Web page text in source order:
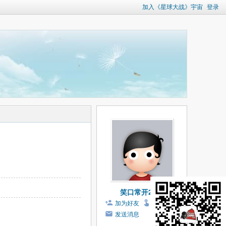
加入《星球大战》宇宙 登录
笑口常开2025
加为好友
打个招呼
发送消息